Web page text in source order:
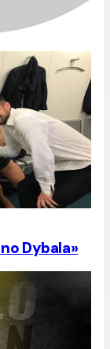
Dybala»